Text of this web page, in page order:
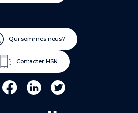
Qui sommes nous?
Contacter HSN